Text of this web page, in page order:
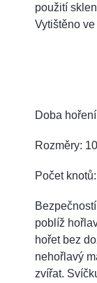
použití
Vytištěno
Doba
Rozměry:
Počet
poblíž
hořet bez
nehořlavý
zvířat.